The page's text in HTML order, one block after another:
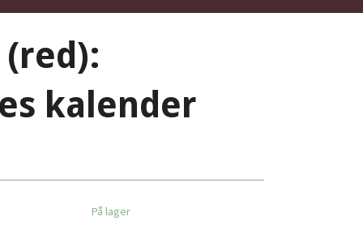
(red):
kalender
På lager